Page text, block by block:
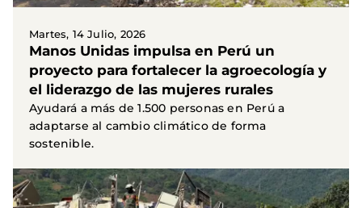
Martes, 14 Julio, 2026
Manos Unidas impulsa en Perú un
proyecto para fortalecer la agroecología y
el liderazgo de las mujeres rurales
Ayudará a más de 1.500 personas en Perú a
adaptarse al cambio climático de forma
sostenible.